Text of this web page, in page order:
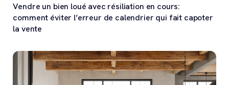
Vendre un bien loué avec résiliation en cours:
comment éviter l’erreur de calendrier qui fait capoter
la vente